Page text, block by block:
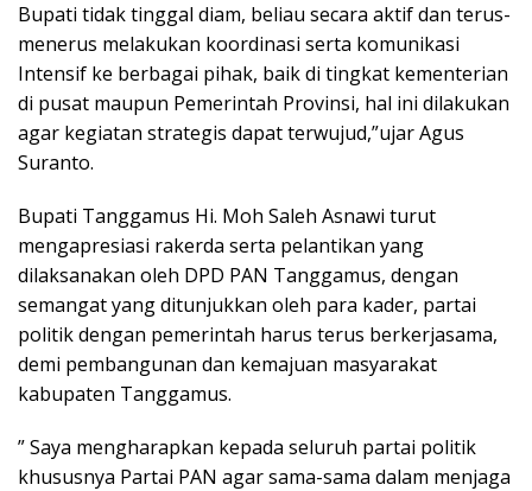
Bupati tidak tinggal diam, beliau secara aktif dan terus-
menerus melakukan koordinasi serta komunikasi
Intensif ke berbagai pihak, baik di tingkat kementerian
di pusat maupun Pemerintah Provinsi, hal ini dilakukan
agar kegiatan strategis dapat terwujud,”ujar Agus
Suranto.
Bupati Tanggamus Hi. Moh Saleh Asnawi turut
mengapresiasi rakerda serta pelantikan yang
dilaksanakan oleh DPD PAN Tanggamus, dengan
semangat yang ditunjukkan oleh para kader, partai
politik dengan pemerintah harus terus berkerjasama,
demi pembangunan dan kemajuan masyarakat
kabupaten Tanggamus.
” Saya mengharapkan kepada seluruh partai politik
khususnya Partai PAN agar sama-sama dalam menjaga